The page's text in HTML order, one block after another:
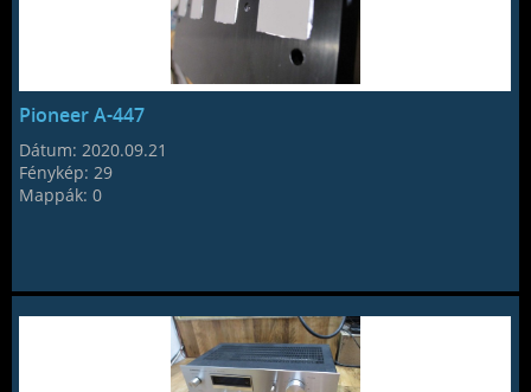
Pioneer A-447
Dátum:2020.09.21
Fénykép:29
Mappák:0